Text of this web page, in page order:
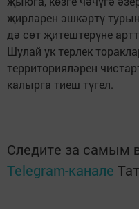
җирләрен эшкәртү
дә сөт җитештерүне
Шулай ук терлек
территорияләрен
калырга тиеш түгел.
Следите за самым
Telegram-канале